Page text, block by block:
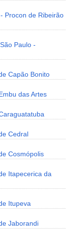
Procon de Ribeirão
Paulo -
Capão Bonito
das Artes
Cedral
Cosmópolis
Itapecerica da
Itupeva
Jaborandi